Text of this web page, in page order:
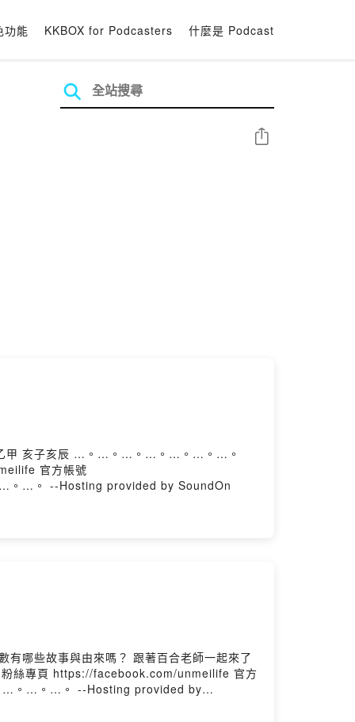
功能 KKBOX for Podcasters 什麼是 Podcast
分享
官方帳號
…。 --Hosting provided by SoundOn
。…。…。 --Hosting provided by